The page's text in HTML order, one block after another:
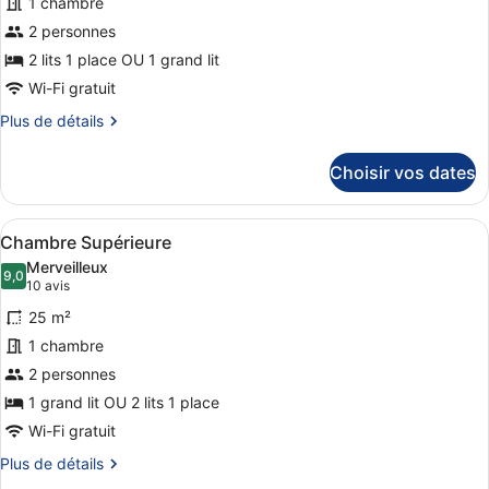
type
de
chambre :
Chambre
Deluxe
2 personnes
2 lits 1 place OU 1 grand lit
Wi-Fi gratuit
Plus de détails
Plus
le
type
de
chambre
Chambre
Deluxe
Choisir vos dates
Afficher
toutes
les
photos
pour
ce
type
de
chambre :
Chambre
Une chambre d’hôtel avec un
7
Chambre Supérieure
9,09,0 sur 10
Merveilleux
10 avis
(10 avis)
25 m²
1 chambre
2 personnes
1 grand lit OU 2 lits 1 place
Wi-Fi gratuit
Plus de détails
Plus